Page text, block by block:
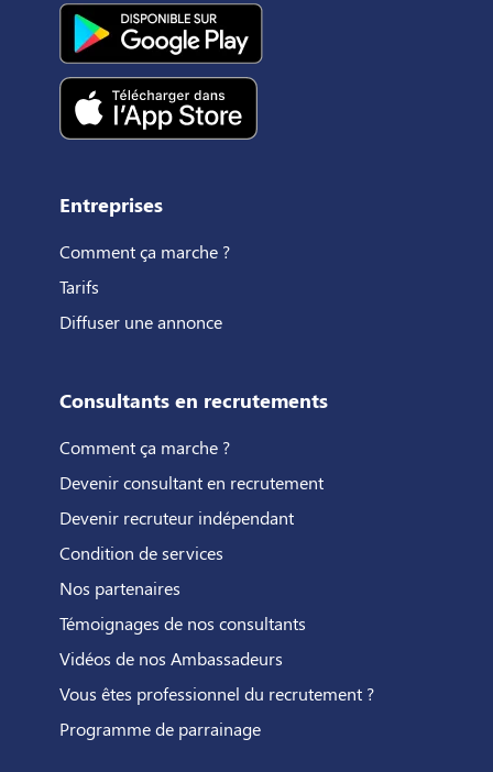
Entreprises
Comment ça marche ?
Tarifs
Diffuser une annonce
Consultants en recrutements
Comment ça marche ?
Devenir consultant en recrutement
Devenir recruteur indépendant
Condition de services
Nos partenaires
Témoignages de nos consultants
Vidéos de nos Ambassadeurs
Vous êtes professionnel du recrutement ?
Programme de parrainage